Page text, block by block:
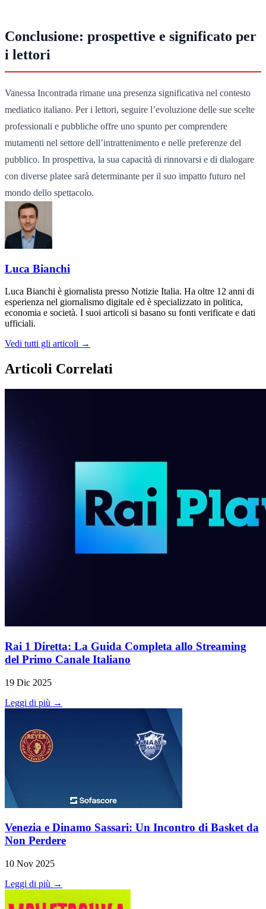
Conclusione: prospettive e significato per
i lettori
Vanessa Incontrada rimane una presenza significativa nel contesto
mediatico italiano. Per i lettori, seguire l’evoluzione delle sue scelte
professionali e pubbliche offre uno spunto per comprendere
mutamenti nel settore dell’intrattenimento e nelle preferenze del
pubblico. In prospettiva, la sua capacità di rinnovarsi e di dialogare
con diverse platee sarà determinante per il suo impatto futuro nel
mondo dello spettacolo.
Luca Bianchi
Luca Bianchi è giornalista presso Notizie Italia. Ha oltre 12 anni di
esperienza nel giornalismo digitale ed è specializzato in politica,
economia e società. I suoi articoli si basano su fonti verificate e dati
ufficiali.
Vedi tutti gli articoli →
Articoli Correlati
Rai 1 Diretta: La Guida Completa allo Streaming
del Primo Canale Italiano
19 Dic 2025
Leggi di più →
Venezia e Dinamo Sassari: Un Incontro di Basket da
Non Perdere
10 Nov 2025
Leggi di più →